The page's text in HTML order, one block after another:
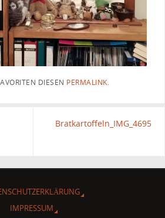
DIESEN PERMALINK.
Bratkartoffeln_IMG_4695
IMPRESSUM